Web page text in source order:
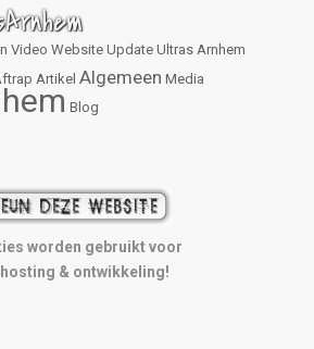
Video Website Update Ultras Arnhem
Artikel Algemeen Media
Blog
worden gebruikt voor
& ontwikkeling!